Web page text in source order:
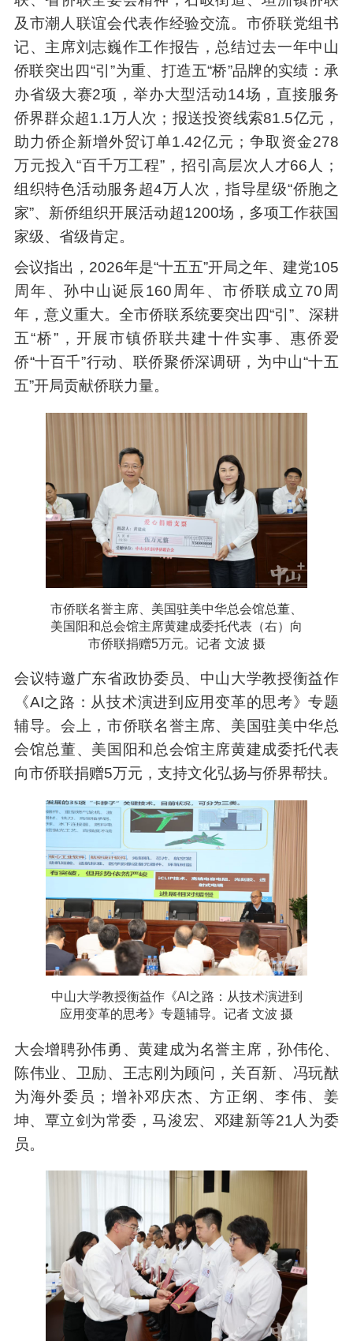
及市潮人联谊会代表作经验交流。市侨联党组书
记、主席刘志巍作工作报告，总结过去一年中山
侨联突出四“引”为重、打造五“桥”品牌的实绩：承
办省级大赛2项，举办大型活动14场，直接服务
侨界群众超1.1万人次；报送投资线索81.5亿元，
助力侨企新增外贸订单1.42亿元；争取资金278
万元投入“百千万工程”，招引高层次人才66人；
组织特色活动服务超4万人次，指导星级“侨胞之
家”、新侨组织开展活动超1200场，多项工作获国
家级、省级肯定。
会议指出，2026年是“十五五”开局之年、建党105
周年、孙中山诞辰160周年、市侨联成立70周
年，意义重大。全市侨联系统要突出四“引”、深耕
五“桥”，开展市镇侨联共建十件实事、惠侨爱
侨“十百千”行动、联侨聚侨深调研，为中山“十五
五”开局贡献侨联力量。
市侨联名誉主席、美国驻美中华总会馆总董、
美国阳和总会馆主席黄建成委托代表（右）向
市侨联捐赠5万元。记者 文波 摄
会议特邀广东省政协委员、中山大学教授衡益作
《AI之路：从技术演进到应用变革的思考》专题
辅导。会上，市侨联名誉主席、美国驻美中华总
会馆总董、美国阳和总会馆主席黄建成委托代表
向市侨联捐赠5万元，支持文化弘扬与侨界帮扶。
中山大学教授衡益作《AI之路：从技术演进到
应用变革的思考》专题辅导。记者 文波 摄
大会增聘孙伟勇、黄建成为名誉主席，孙伟伦、
陈伟业、卫励、王志刚为顾问，关百新、冯玩猷
为海外委员；增补邓庆杰、方正纲、李伟、姜
坤、覃立剑为常委，马浚宏、邓建新等21人为委
员。